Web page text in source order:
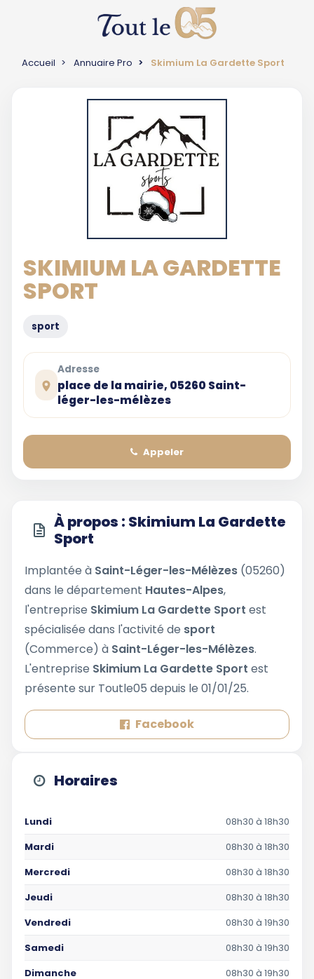
Accueil Annuaire Pro Skimium La Gardette Sport
SKIMIUM LA GARDETTE
SPORT
sport
Adresse
place de la mairie, 05260 Saint-
léger-les-mélèzes
Appeler
À propos : Skimium La Gardette
Sport
Implantée à Saint-Léger-les-Mélèzes (05260)
dans le département Hautes-Alpes,
l'entreprise Skimium La Gardette Sport est
spécialisée dans l'activité de sport
(Commerce) à Saint-Léger-les-Mélèzes.
L'entreprise Skimium La Gardette Sport est
présente sur Toutle05 depuis le 01/01/25.
Facebook
Horaires
Lundi
08h30 à 18h30
Mardi
08h30 à 18h30
Mercredi
08h30 à 18h30
Jeudi
08h30 à 18h30
Vendredi
08h30 à 19h30
Samedi
08h30 à 19h30
Dimanche
08h30 à 19h30